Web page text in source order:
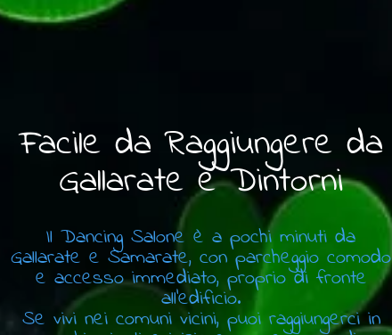
Facile da Raggiungere da
Gallarate e Dintorni
Il Dancing Salone è a pochi minuti da
Gallarate e Samarate, con parcheggio comodo
e accesso immediato, proprio di fronte
all'edificio.
Se vivi nei comuni vicini, puoi raggiungerci in